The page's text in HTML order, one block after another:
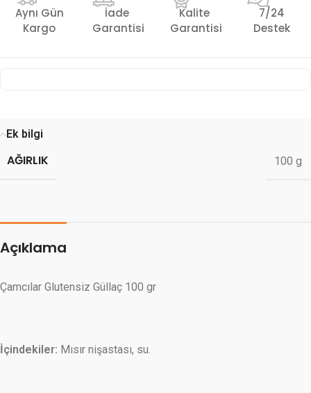
Aynı Gün
Kargo
İade
Garantisi
Kalite
Garantisi
7/24
Destek
Ek bilgi
AĞIRLIK 100 g
Açıklama
Çamcılar Glutensiz Güllaç 100 gr
İçindekiler: Mısır nişastası, su.